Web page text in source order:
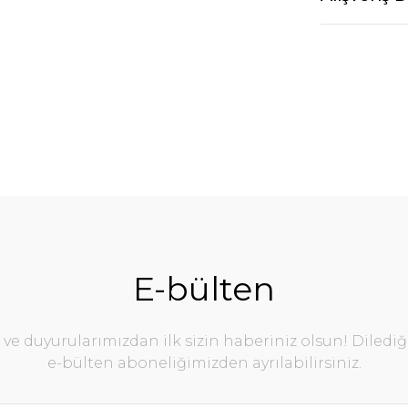
E-bülten
ve duyurularımızdan ilk sizin haberiniz olsun!
e-bülten aboneliğimizden ayrılabilirsiniz.